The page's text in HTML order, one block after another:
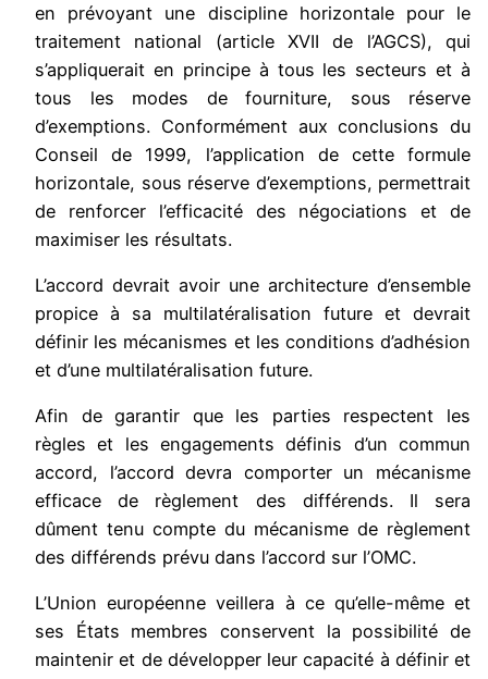
en prévoyant une discipline horizontale pour le
traitement national (article XVII de l’AGCS), qui
s’appliquerait en principe à tous les secteurs et à
tous les modes de fourniture, sous réserve
d’exemptions. Conformément aux conclusions du
Conseil de 1999, l’application de cette formule
horizontale, sous réserve d’exemptions, permettrait
de renforcer l’efficacité des négociations et de
maximiser les résultats.
L’accord devrait avoir une architecture d’ensemble
propice à sa multilatéralisation future et devrait
définir les mécanismes et les conditions d’adhésion
et d’une multilatéralisation future.
Afin de garantir que les parties respectent les
règles et les engagements définis d’un commun
accord, l’accord devra comporter un mécanisme
efficace de règlement des différends. Il sera
dûment tenu compte du mécanisme de règlement
des différends prévu dans l’accord sur l’OMC.
L’Union européenne veillera à ce qu’elle-même et
ses États membres conservent la possibilité de
maintenir et de développer leur capacité à définir et